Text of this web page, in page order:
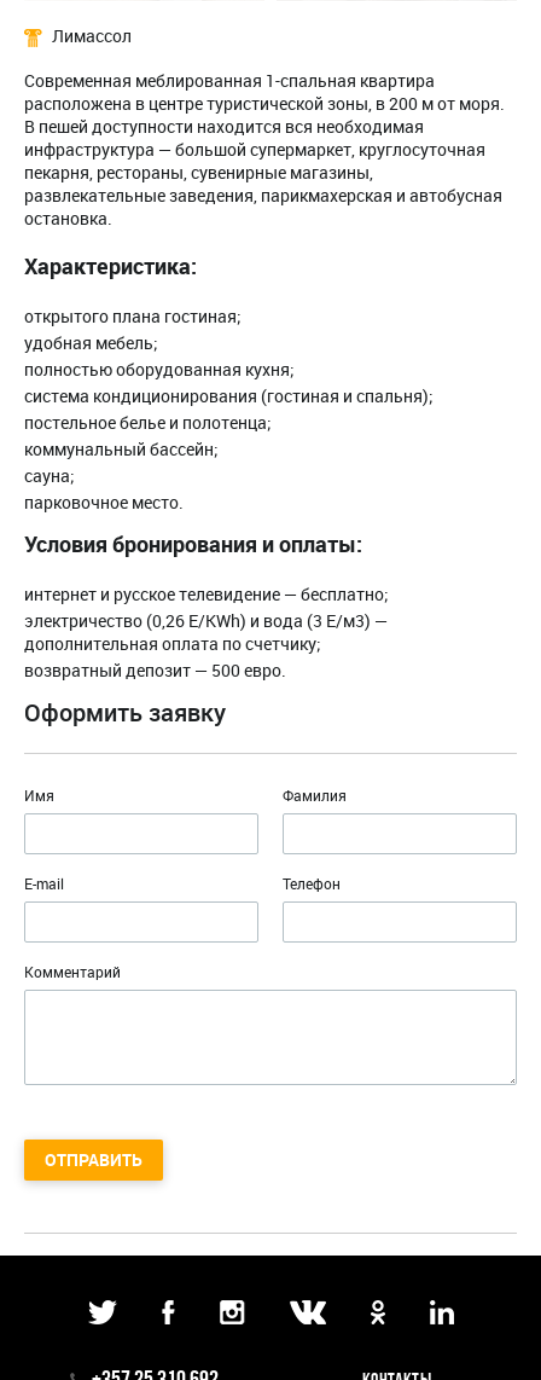
Лимассол
Современная меблированная 1-спальная квартира
расположена в центре туристической зоны, в 200 м от моря.
В пешей доступности находится вся необходимая
инфраструктура — большой супермаркет, круглосуточная
пекарня, рестораны, сувенирные магазины,
развлекательные заведения, парикмахерская и автобусная
остановка.
Характеристика:
открытого плана гостиная;
удобная мебель;
полностью оборудованная кухня;
система кондиционирования (гостиная и спальня);
постельное белье и полотенца;
коммунальный бассейн;
сауна;
парковочное место.
Условия бронирования и оплаты:
интернет и русское телевидение — бесплатно;
электричество (0,26 Е/KWh) и вода (3 Е/м3) —
дополнительная оплата по счетчику;
возвратный депозит — 500 евро.
Оформить заявку
Имя Фамилия
E-mail Телефон
Комментарий
ОТПРАВИТЬ